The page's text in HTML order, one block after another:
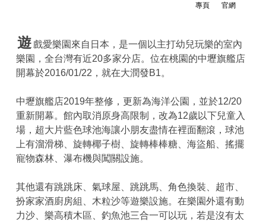
專頁 官網
遊 戲愛樂園來自日本，是一個以主打幼兒玩樂的室內
樂園，全台灣有近20多家分店。位在桃園的中壢旗艦店
開幕於2016/01/22，就在大潤發B1。
中壢旗艦店2019年整修，更新為海洋公園，並於12/20
重新開幕。館內取消原身高限制，改為12歲以下兒童入
場，超大片藍色球池海讓小朋友盡情在裡面翻滾，球池
上有溜滑梯、旋轉椰子樹、旋轉棒棒糖、海盜船、搖擺
寵物森林、瀑布機與闖關設施。
其他還有跳跳床、氣球屋、跳跳馬、角色換裝、超市、
扮家家酒廚房組、木粒沙等遊樂設施。在樂園外還有動
力沙、樂高積木區、釣魚池三合一可以玩，若是沒有太